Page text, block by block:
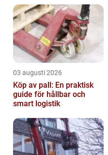
genererar intäkter. I
03 augusti 2026
Köp av pall: En praktisk
guide för hållbar och
smart logistik